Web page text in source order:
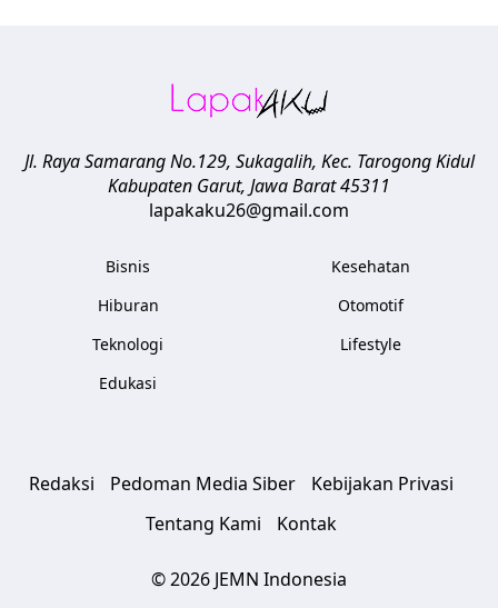
Jl. Raya Samarang No.129, Sukagalih, Kec. Tarogong Kidul
Kabupaten Garut, Jawa Barat45311
lapakaku26@gmail.com
Bisnis
Hiburan
Teknologi
Edukasi
Kesehatan
Otomotif
Lifestyle
Redaksi Pedoman Media Siber
Kebijakan Privasi
Tentang Kami
Kontak
© 2026 JEMN Indonesia